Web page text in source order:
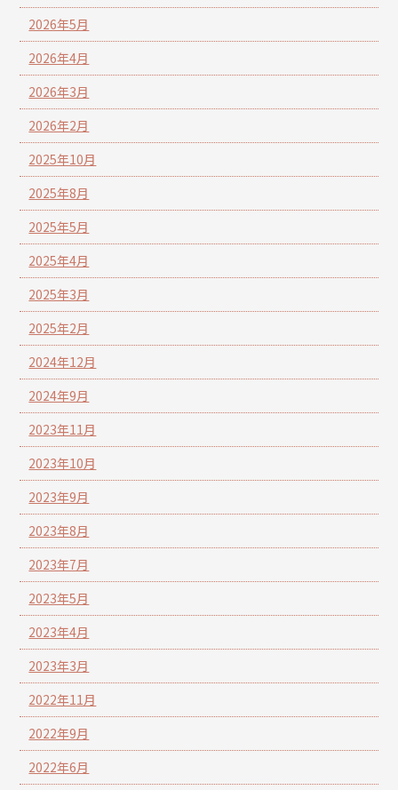
2026年5月
2026年4月
2026年3月
2026年2月
2025年10月
2025年8月
2025年5月
2025年4月
2025年3月
2025年2月
2024年12月
2024年9月
2023年11月
2023年10月
2023年9月
2023年8月
2023年7月
2023年5月
2023年4月
2023年3月
2022年11月
2022年9月
2022年6月